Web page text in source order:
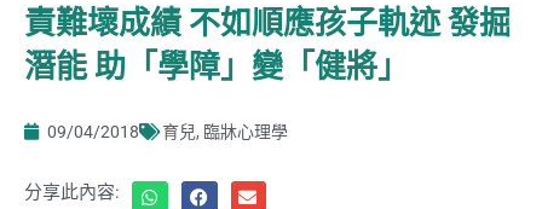
責難壞成績 不如順應孩子軌迹 發掘
潛能 助「學障」變「健將」
09/04/2018 育兒, 臨牀心理學
分享此內容: